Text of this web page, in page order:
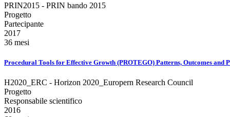
PRIN2015 - PRIN bando 2015
Progetto
Partecipante
2017
36 mesi
Procedural Tools for Effective Growth (PROTEGO) Patterns, Outcomes
H2020_ERC - Horizon 2020_Europern Research Council
Progetto
Responsabile scientifico
2016